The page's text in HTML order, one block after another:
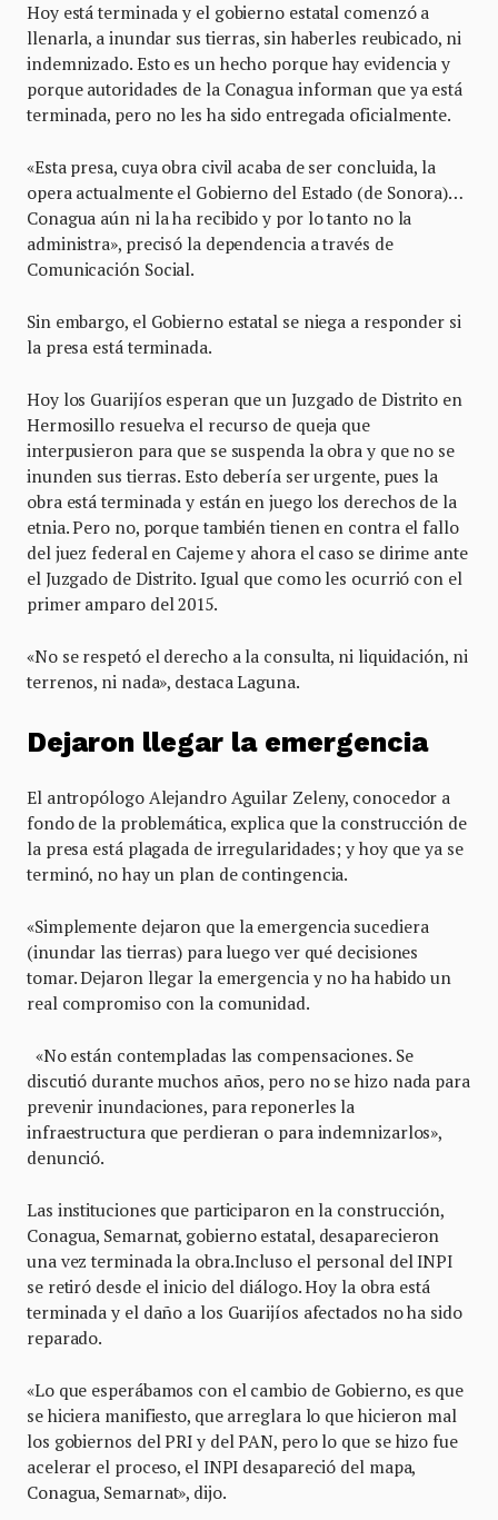
Hoy está terminada y el gobierno estatal comenzó a
llenarla, a inundar sus tierras, sin haberles reubicado, ni
indemnizado. Esto es un hecho porque hay evidencia y
porque autoridades de la Conagua informan que ya está
terminada, pero no les ha sido entregada oficialmente.
«Esta presa, cuya obra civil acaba de ser concluida, la
opera actualmente el Gobierno del Estado (de Sonora)…
Conagua aún ni la ha recibido y por lo tanto no la
administra», precisó la dependencia a través de
Comunicación Social.
Sin embargo, el Gobierno estatal se niega a responder si
la presa está terminada.
Hoy los Guarijíos esperan que un Juzgado de Distrito en
Hermosillo resuelva el recurso de queja que
interpusieron para que se suspenda la obra y que no se
inunden sus tierras. Esto debería ser urgente, pues la
obra está terminada y están en juego los derechos de la
etnia. Pero no, porque también tienen en contra el fallo
del juez federal en Cajeme y ahora el caso se dirime ante
el Juzgado de Distrito. Igual que como les ocurrió con el
primer amparo del 2015.
«No se respetó el derecho a la consulta, ni liquidación, ni
terrenos, ni nada», destaca Laguna.
Dejaron llegar la emergencia
El antropólogo Alejandro Aguilar Zeleny, conocedor a
fondo de la problemática, explica que la construcción de
la presa está plagada de irregularidades; y hoy que ya se
terminó, no hay un plan de contingencia.
«Simplemente dejaron que la emergencia sucediera
(inundar las tierras) para luego ver qué decisiones
tomar. Dejaron llegar la emergencia y no ha habido un
real compromiso con la comunidad.
«No están contempladas las compensaciones. Se
discutió durante muchos años, pero no se hizo nada para
prevenir inundaciones, para reponerles la
infraestructura que perdieran o para indemnizarlos»,
denunció.
Las instituciones que participaron en la construcción,
Conagua, Semarnat, gobierno estatal, desaparecieron
una vez terminada la obra.Incluso el personal del INPI
se retiró desde el inicio del diálogo. Hoy la obra está
terminada y el daño a los Guarijíos afectados no ha sido
reparado.
«Lo que esperábamos con el cambio de Gobierno, es que
se hiciera manifiesto, que arreglara lo que hicieron mal
los gobiernos del PRI y del PAN, pero lo que se hizo fue
acelerar el proceso, el INPI desapareció del mapa,
Conagua, Semarnat», dijo.